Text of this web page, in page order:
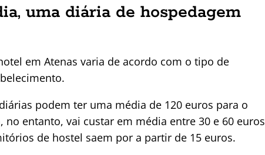
uma diária de hospedagem
em Atenas varia de acordo com o tipo de
podem ter uma média de 120 euros para o
no entanto, vai custar em média entre 30 e 60 euros
de hostel saem por a partir de 15 euros.